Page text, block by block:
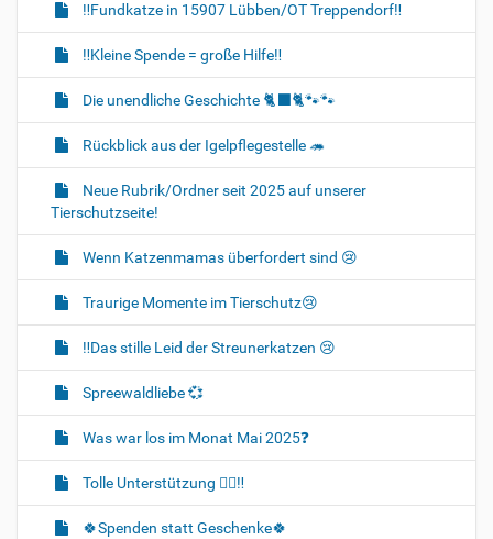
‼️Fundkatze in 15907 Lübben/OT Treppendorf‼️
‼️Kleine Spende = große Hilfe‼️
Die unendliche Geschichte 🐈‍⬛🐈🐾🐾
Rückblick aus der Igelpflegestelle 🦔
Neue Rubrik/Ordner seit 2025 auf unserer
Tierschutzseite!
Wenn Katzenmamas überfordert sind 😢
Traurige Momente im Tierschutz😢
‼️Das stille Leid der Streunerkatzen 😢
Spreewaldliebe 💞
Was war los im Monat Mai 2025❓️
Tolle Unterstützung 👍🏻‼️
🍀Spenden statt Geschenke🍀